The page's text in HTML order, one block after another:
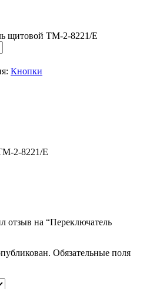
щитовой TM-2-8221/E
Кнопки
2-8221/E
отзыв на “Переключатель
Обязательные поля